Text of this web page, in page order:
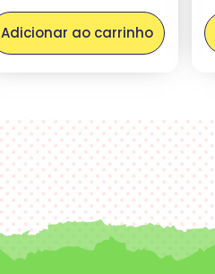
Adicionar ao carrinho